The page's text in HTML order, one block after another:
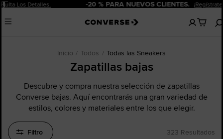
Pausar -20 % PARA NUEVOS CLIENTES. ¡Regístrate Ahora!
Menu
No
hay
Inicio Todos Todas las Sneakers
Zapatillas bajas
Descubre y compra nuestra selección de zapatillas
Converse bajas. Aquí encontrarás una gran variedad de
estilos, colores y materiales entre los que elegir.
Filtro 323 Resultados